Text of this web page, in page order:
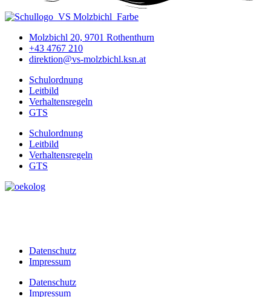
Molzbichl 20, 9701 Rothenthurn
+43 4767 210
direktion@vs-molzbichl.ksn.at
Schulordnung
Leitbild
Verhaltensregeln
GTS
Schulordnung
Leitbild
Verhaltensregeln
GTS
Datenschutz
Impressum
Datenschutz
Impressum